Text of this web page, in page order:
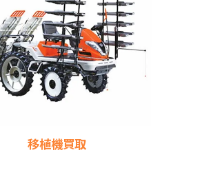
移植機買取